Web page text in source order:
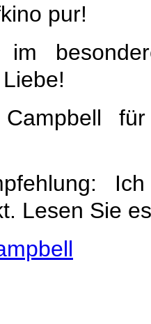
pur!
Lesen Sie
ll